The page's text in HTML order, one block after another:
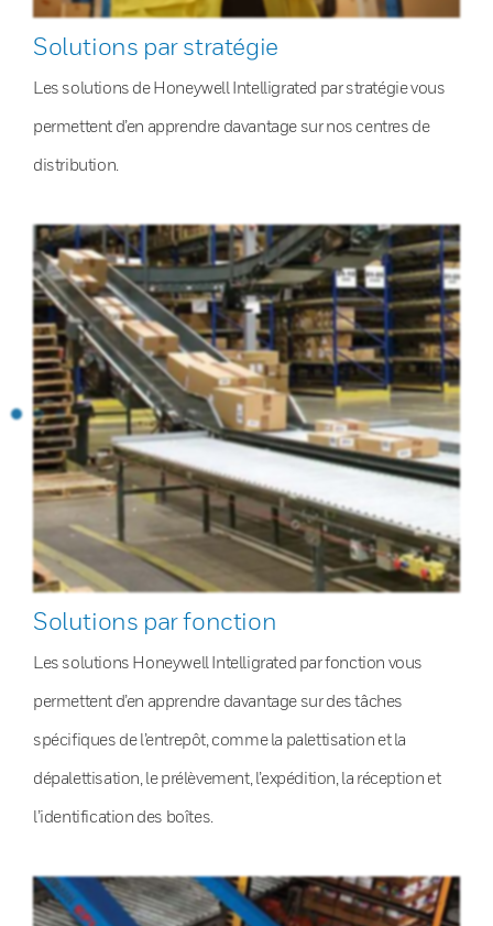
Solutions par stratégie
Les solutions de Honeywell Intelligrated par stratégie vous
permettent d’en apprendre davantage sur nos centres de
distribution.
Solutions par fonction
Les solutions Honeywell Intelligrated par fonction vous
permettent d’en apprendre davantage sur des tâches
spécifiques de l’entrepôt, comme la palettisation et la
dépalettisation, le prélèvement, l’expédition, la réception et
l’identification des boîtes.